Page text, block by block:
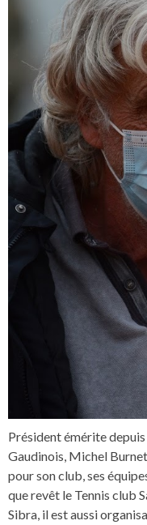
Président émérite
Gaudinois, Michel
pour son club, ses
que revêt le Tennis club
Sibra, il est aussi